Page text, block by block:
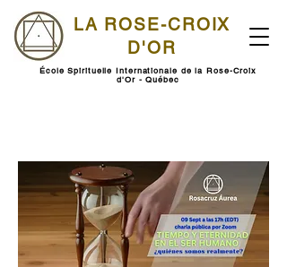
LA ROSE-CROIX
D'OR
École Spirituelle Internationale de la Rose-Croix
d'Or - Québec